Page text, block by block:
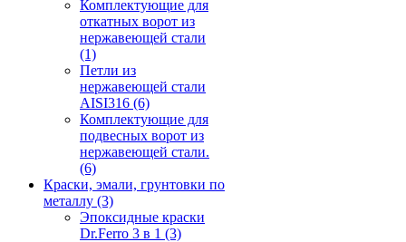
Комплектующие для
откатных ворот из
нержавеющей стали
(1)
Петли из
нержавеющей стали
AISI316 (6)
Комплектующие для
подвесных ворот из
нержавеющей стали.
(6)
Краски, эмали, грунтовки по
металлу (3)
Эпоксидные краски
Dr.Ferro 3 в 1 (3)